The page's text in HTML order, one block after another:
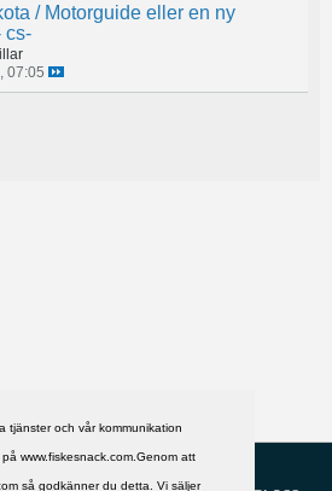
tjänster och vår kommunikation
www.fiskesnack.com.Genom att
så godkänner du detta. Vi säljer
/ Motorguide eller en ny
cs-
07:05
HJÄLP